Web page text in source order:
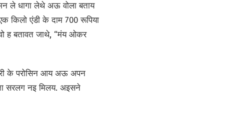
ले धागा लेथे अऊ वोला बताय
किलो एंडी के दाम 700 रूपिया
ह बतावत जाथे, “मंय ओकर
के परोसिन आय अऊ अपन
सरलग नइ मिलय. अइसने